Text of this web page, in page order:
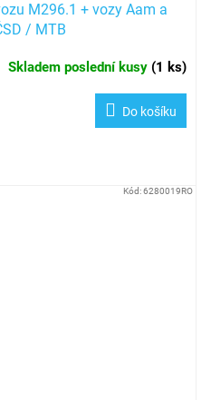
M296.1 + vozy Aam a
/ MTB
Skladem poslední kusy (1 ks)
Do košíku
Kód:6280019RO